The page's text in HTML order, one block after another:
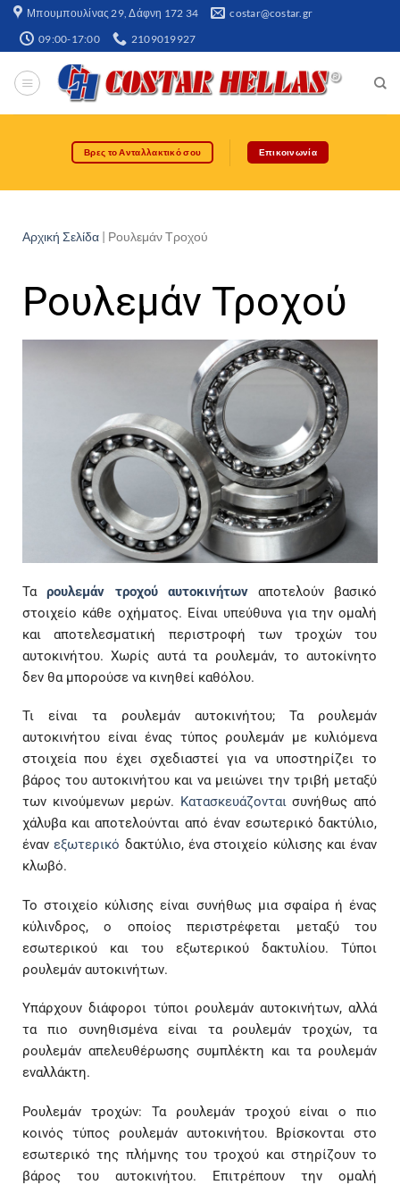
Μπουμπουλίνας 29, Δάφνη 172 34​ costar@costar.gr
09:00-17:00 2109019927
Βρες το Ανταλλακτικό σου Επικοινωνία
Αρχική Σελίδα | Ρουλεμάν Τροχού
Ρουλεμάν Τροχού
Ταρουλεμάν τροχού αυτοκινήτωναποτελούν βασικό
στοιχείο κάθε οχήματος. Είναι υπεύθυνα για την ομαλή
και αποτελεσματική περιστροφή των τροχών του
αυτοκινήτου. Χωρίς αυτά τα ρουλεμάν, το αυτοκίνητο
δεν θα μπορούσε να κινηθεί καθόλου.
Τι είναι τα ρουλεμάν αυτοκινήτου; Τα ρουλεμάν
αυτοκινήτου είναι ένας τύπος ρουλεμάν με κυλιόμενα
στοιχεία που έχει σχεδιαστεί για να υποστηρίζει το
βάρος του αυτοκινήτου και να μειώνει την τριβή μεταξύ
των κινούμενων μερών. Κατασκευάζονταισυνήθως από
χάλυβα και αποτελούνται από έναν εσωτερικό δακτύλιο,
ένανεξωτερικό δακτύλιο, ένα στοιχείο κύλισης και έναν
κλωβό.
Το στοιχείο κύλισης είναι συνήθως μια σφαίρα ή ένας
κύλινδρος, ο οποίος περιστρέφεται μεταξύ του
εσωτερικού και του εξωτερικού δακτυλίου. Τύποι
ρουλεμάν αυτοκινήτων.
Υπάρχουν διάφοροι τύποι ρουλεμάν αυτοκινήτων, αλλά
τα πιο συνηθισμένα είναι τα ρουλεμάν τροχών, τα
ρουλεμάν απελευθέρωσης συμπλέκτη και τα ρουλεμάν
εναλλάκτη.
Ρουλεμάν τροχών: Τα ρουλεμάν τροχού είναι ο πιο
κοινός τύπος ρουλεμάν αυτοκινήτου. Βρίσκονται στο
εσωτερικό της πλήμνης του τροχού και στηρίζουν το
βάρος του αυτοκινήτου. Επιτρέπουν την ομαλή